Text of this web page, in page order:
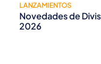
LANZAMIENTOS
Novedades de
2026